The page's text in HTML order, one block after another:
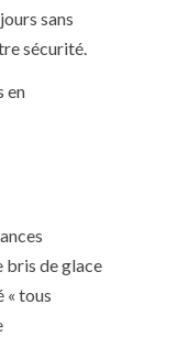
sans
sécurité.
en
bris de glace
« tous